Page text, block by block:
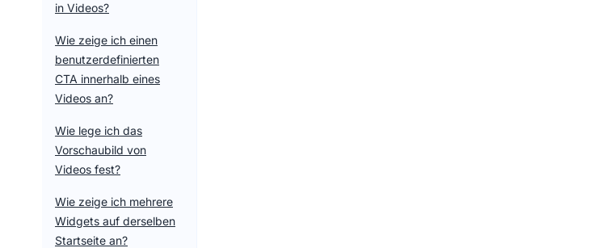
in Videos?
Wie zeige ich einen
benutzerdefinierten
CTA innerhalb eines
Videos an?
Wie lege ich das
Vorschaubild von
Videos fest?
Wie zeige ich mehrere
Widgets auf derselben
Startseite an?